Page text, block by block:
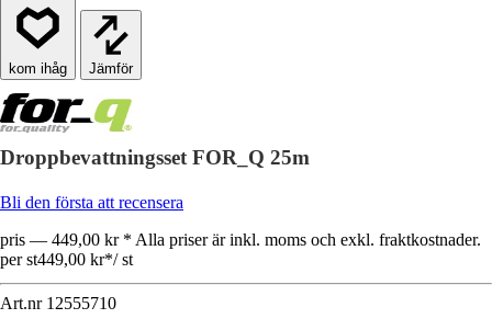
Jämför
Droppbevattningsset FOR_Q 25m
Bli den första att recensera
pris — 449,00 kr * Alla priser är inkl. moms och exkl. fraktkostnader.
per st449,00 kr*/ st
Art.nr 12555710